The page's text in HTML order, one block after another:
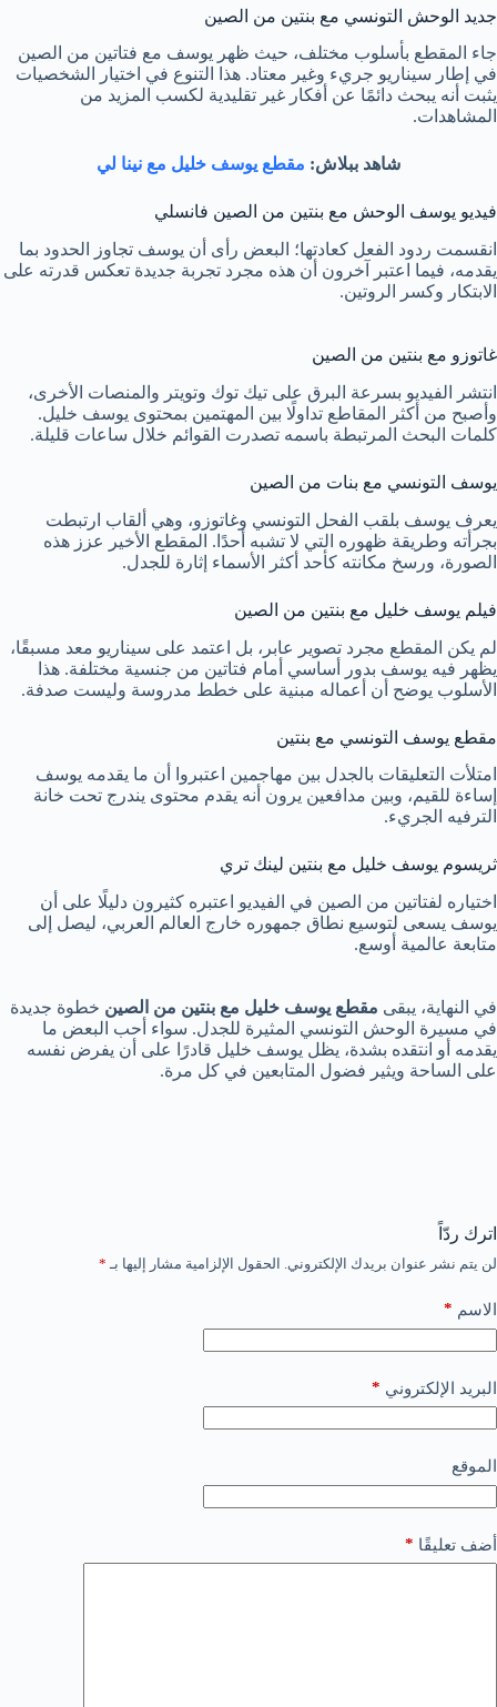
جديد الوحش التونسي مع بنتين من الصين
جاء المقطع بأسلوب مختلف، حيث ظهر يوسف مع فتاتين من الصين
في إطار سيناريو جريء وغير معتاد. هذا التنوع في اختيار الشخصيات
يثبت أنه يبحث دائمًا عن أفكار غير تقليدية لكسب المزيد من
المشاهدات.
شاهد ببلاش: مقطع يوسف خليل مع نينا لي
فيديو يوسف الوحش مع بنتين من الصين فانسلي
انقسمت ردود الفعل كعادتها؛ البعض رأى أن يوسف تجاوز الحدود بما
يقدمه، فيما اعتبر آخرون أن هذه مجرد تجربة جديدة تعكس قدرته على
الابتكار وكسر الروتين.
غاتوزو مع بنتين من الصين
انتشر الفيديو بسرعة البرق على تيك توك وتويتر والمنصات الأخرى،
وأصبح من أكثر المقاطع تداولًا بين المهتمين بمحتوى يوسف خليل.
كلمات البحث المرتبطة باسمه تصدرت القوائم خلال ساعات قليلة.
يوسف التونسي مع بنات من الصين
يعرف يوسف بلقب الفحل التونسي وغاتوزو، وهي ألقاب ارتبطت
بجرأته وطريقة ظهوره التي لا تشبه أحدًا. المقطع الأخير عزز هذه
الصورة، ورسخ مكانته كأحد أكثر الأسماء إثارة للجدل.
فيلم يوسف خليل مع بنتين من الصين
لم يكن المقطع مجرد تصوير عابر، بل اعتمد على سيناريو معد مسبقًا،
يظهر فيه يوسف بدور أساسي أمام فتاتين من جنسية مختلفة. هذا
الأسلوب يوضح أن أعماله مبنية على خطط مدروسة وليست صدفة.
مقطع يوسف التونسي مع بنتين
امتلأت التعليقات بالجدل بين مهاجمين اعتبروا أن ما يقدمه يوسف
إساءة للقيم، وبين مدافعين يرون أنه يقدم محتوى يندرج تحت خانة
الترفيه الجريء.
ثريسوم يوسف خليل مع بنتين لينك تري
اختياره لفتاتين من الصين في الفيديو اعتبره كثيرون دليلًا على أن
يوسف يسعى لتوسيع نطاق جمهوره خارج العالم العربي، ليصل إلى
متابعة عالمية أوسع.
في النهاية، يبقى مقطع يوسف خليل مع بنتين من الصين خطوة جديدة
في مسيرة الوحش التونسي المثيرة للجدل. سواء أحب البعض ما
يقدمه أو انتقده بشدة، يظل يوسف خليل قادرًا على أن يفرض نفسه
على الساحة ويثير فضول المتابعين في كل مرة.
اترك ردّاً
لن يتم نشر عنوان بريدك الإلكتروني. الحقول الإلزامية مشار إليها بـ *
الاسم *
البريد الإلكتروني *
الموقع
أضف تعليقًا *